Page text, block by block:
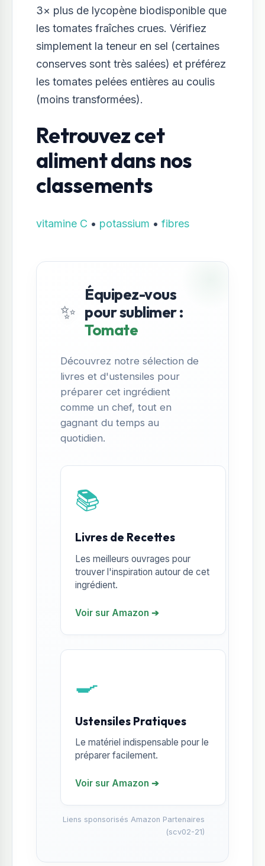
3× plus de lycopène biodisponible que
les tomates fraîches crues. Vérifiez
simplement la teneur en sel (certaines
conserves sont très salées) et préférez
les tomates pelées entières au coulis
(moins transformées).
Retrouvez cet
aliment dans nos
classements
vitamine C • potassium • fibres
✨
Équipez-vous
pour sublimer :
Tomate
Découvrez notre sélection de
livres et d'ustensiles pour
préparer cet ingrédient
comme un chef, tout en
gagnant du temps au
quotidien.
📚
Livres de Recettes
Les meilleurs ouvrages pour
trouver l'inspiration autour de cet
ingrédient.
Voir sur Amazon ➔
🍳
Ustensiles Pratiques
Le matériel indispensable pour le
préparer facilement.
Voir sur Amazon ➔
Liens sponsorisés Amazon Partenaires
(scv02-21)